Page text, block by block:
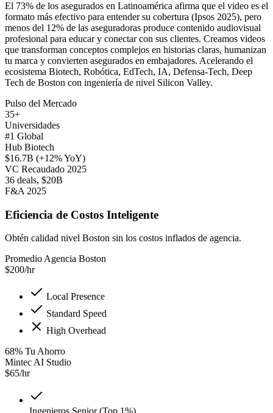
El 73% de los asegurados en Latinoamérica afirma que el video es el
formato más efectivo para entender su cobertura (Ipsos 2025), pero
menos del 12% de las aseguradoras produce contenido audiovisual
profesional para educar y conectar con sus clientes. Creamos videos
que transforman conceptos complejos en historias claras, humanizan
tu marca y convierten asegurados en embajadores. Acelerando el
ecosistema Biotech, Robótica, EdTech, IA, Defensa-Tech, Deep
Tech de Boston con ingeniería de nivel Silicon Valley.
Pulso del Mercado
35+
Universidades
#1 Global
Hub Biotech
$16.7B (+12% YoY)
VC Recaudado 2025
36 deals, $20B
F&A 2025
Eficiencia de Costos Inteligente
Obtén calidad nivel Boston sin los costos inflados de agencia.
Promedio Agencia Boston
$200/hr
Local Presence
Standard Speed
High Overhead
68% Tu Ahorro
Mintec AI Studio
$65/hr